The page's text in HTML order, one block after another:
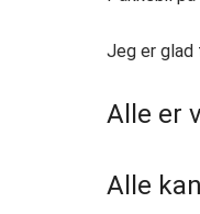
Jeg er glad
Alle er
Alle